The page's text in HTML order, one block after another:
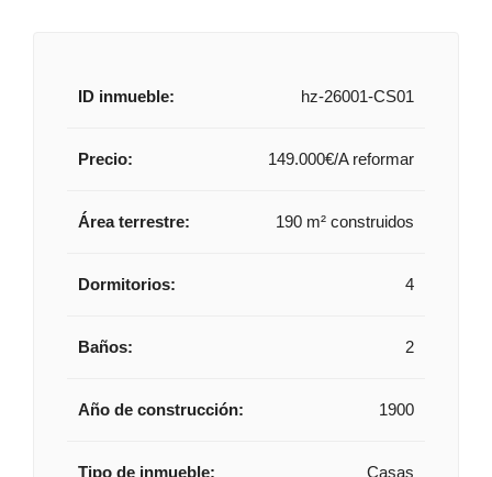
ID inmueble: hz-26001-CS01
Precio: 149.000€/A reformar
Área terrestre: 190 m² construidos
Dormitorios: 4
Baños: 2
Año de construcción: 1900
Tipo de inmueble: Casas